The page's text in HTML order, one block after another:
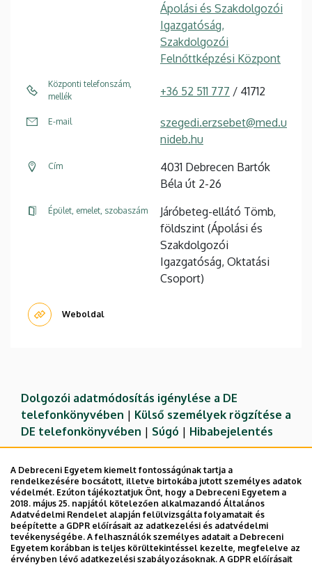
Ápolási és Szakdolgozói
Igazgatóság,
Szakdolgozói
Felnőttképzési Központ
Központi telefonszám,
mellék
+36 52 511 777 / 41712
E-mail
szegedi.erzsebet@med.u
nideb.hu
Cím
4031 Debrecen Bartók
Béla út 2-26
Épület, emelet, szobaszám
Járóbeteg-ellátó Tömb,
földszint (Ápolási és
Szakdolgozói
Igazgatóság, Oktatási
Csoport)
Weboldal
Dolgozói adatmódosítás igénylése a DE
telefonkönyvében | Külső személyek rögzítése a
DE telefonkönyvében | Súgó | Hibabejelentés
A Debreceni Egyetem kiemelt fontosságúnak tartja a
rendelkezésére bocsátott, illetve birtokába jutott személyes adatok
védelmét. Ezúton tájékoztatjuk Önt, hogy a Debreceni Egyetem a
2018. május 25. napjától kötelezően alkalmazandó Általános
Adatvédelmi Rendelet alapján felülvizsgálta folyamatait és
beépítette a GDPR előírásait az adatkezelési és adatvédelmi
tevékenységébe. A felhasználók személyes adatait a Debreceni
Egyetem korábban is teljes körültekintéssel kezelte, megfelelve az
érvényben lévő adatkezelési szabályozásoknak. A GDPR előírásait